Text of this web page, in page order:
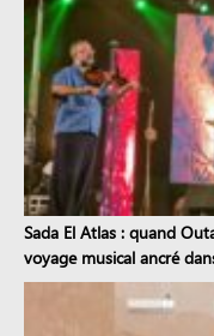
Sada El Atlas : quand
voyage musical ancré